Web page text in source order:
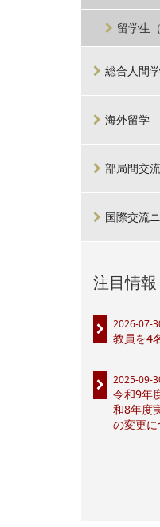
留学生
総合人間
海外留学
部局間交
国際交流
注目情報
2026-07-
教員を4
2025-09-
令和9年
和8年度
の変更